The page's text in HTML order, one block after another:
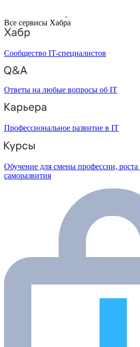
Все сервисы Хабра
Сообщество IT-специалистов
Ответы на любые вопросы об IT
Профессиональное развитие в IT
Обучение для смены профессии, роста
саморазвития